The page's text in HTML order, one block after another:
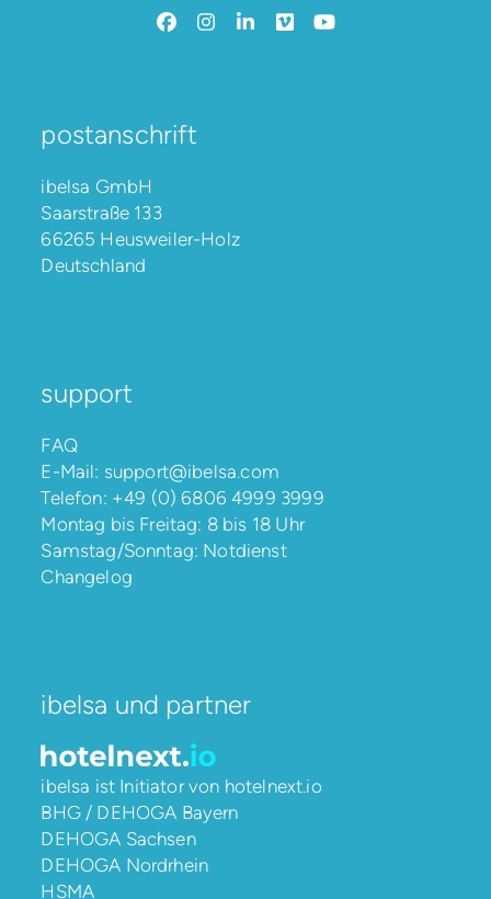
Facebook
Instagram
LinkedIn
VimeoYouTube
postanschrift
ibelsa GmbH
Saarstraße 133
66265 Heusweiler-Holz
Deutschland
support
FAQ
E-Mail: support@ibelsa.com
Telefon: +49 (0) 6806 4999 3999
Montag bis Freitag: 8 bis 18 Uhr
Samstag/Sonntag: Notdienst
Changelog
ibelsa und partner
ibelsa ist Initiator von hotelnext.io
BHG / DEHOGA Bayern
DEHOGA Sachsen
DEHOGA Nordrhein
HSMA